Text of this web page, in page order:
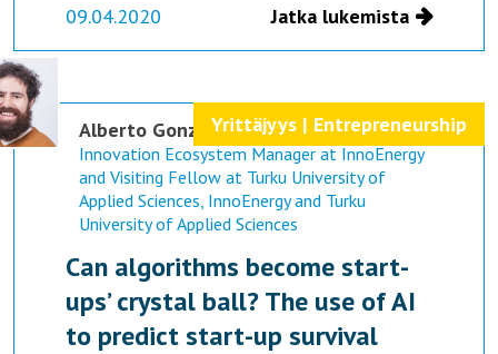
09.04.2020 Jatka lukemista
Yrittäjyys | Entrepreneurship
Alberto Gonzalez-Cristiano
Innovation Ecosystem Manager at InnoEnergy
and Visiting Fellow at Turku University of
Applied Sciences, InnoEnergy and Turku
University of Applied Sciences
Can algorithms become start-
ups’ crystal ball? The use of AI
to predict start-up survival